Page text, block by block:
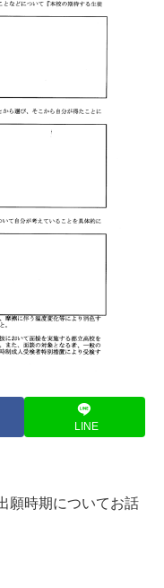
LINE
願時期についてお話